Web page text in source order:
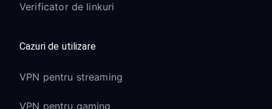
menține calitatea prin VPN
(Cinema, Sports etc.) rămân active
Interfața Google TV
Verificator de linkuri
Cazuri de utilizare
VPN pentru streaming
VPN pentru gaming